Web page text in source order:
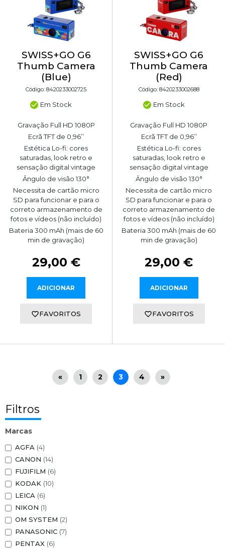
Filtros
Marcas
AGFA (4)
CANON (14)
FUJIFILM (6)
KODAK (10)
LEICA (6)
NIKON (1)
OM SYSTEM (2)
PANASONIC (7)
PENTAX (6)
SWISS+GO G6
Thumb Camera
(Blue)
Código: 8420233002725
Em Stock
Gravação Full HD 1080P
Ecrã TFT de 0,96’’
Estética Lo-fi: cores
saturadas, look retro e
sensação digital vintage
Ângulo de visão 130°
Necessita de cartão micro
SD para funcionar e para o
correto armazenamento de
fotos e vídeos (não incluído)
Bateria 300 mAh (mais de 60
min de gravação)
29,00 €
ADICIONAR
FAVORITOS
SWISS+GO G6
Thumb Camera
(Red)
Código: 8420233002688
Em Stock
Gravação Full HD 1080P
Ecrã TFT de 0,96’’
Estética Lo-fi: cores
saturadas, look retro e
sensação digital vintage
Ângulo de visão 130°
Necessita de cartão micro
SD para funcionar e para o
correto armazenamento de
fotos e vídeos (não incluído)
Bateria 300 mAh (mais de 60
min de gravação)
29,00 €
ADICIONAR
FAVORITOS
« 1 2 3 4 »